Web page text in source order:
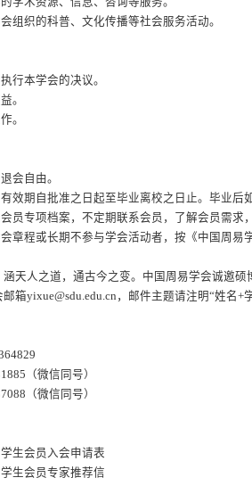
组织的科普、文化传播等社会服务活动。
行本学会的决议。
。
。
会自由。
效期自批准之日起至毕业离校之日止。毕业后
员专项档案，不定期联系会员，了解会员需求
章程或长期不参与学会活动者，按《中国周易
涵天人之道，通古今之变。中国周易学会诚邀
箱yixue@sdu.edu.cn，邮件主题请注明“姓名
微信同号）
（微信同号）
生会员入会申请表
生会员专家推荐信